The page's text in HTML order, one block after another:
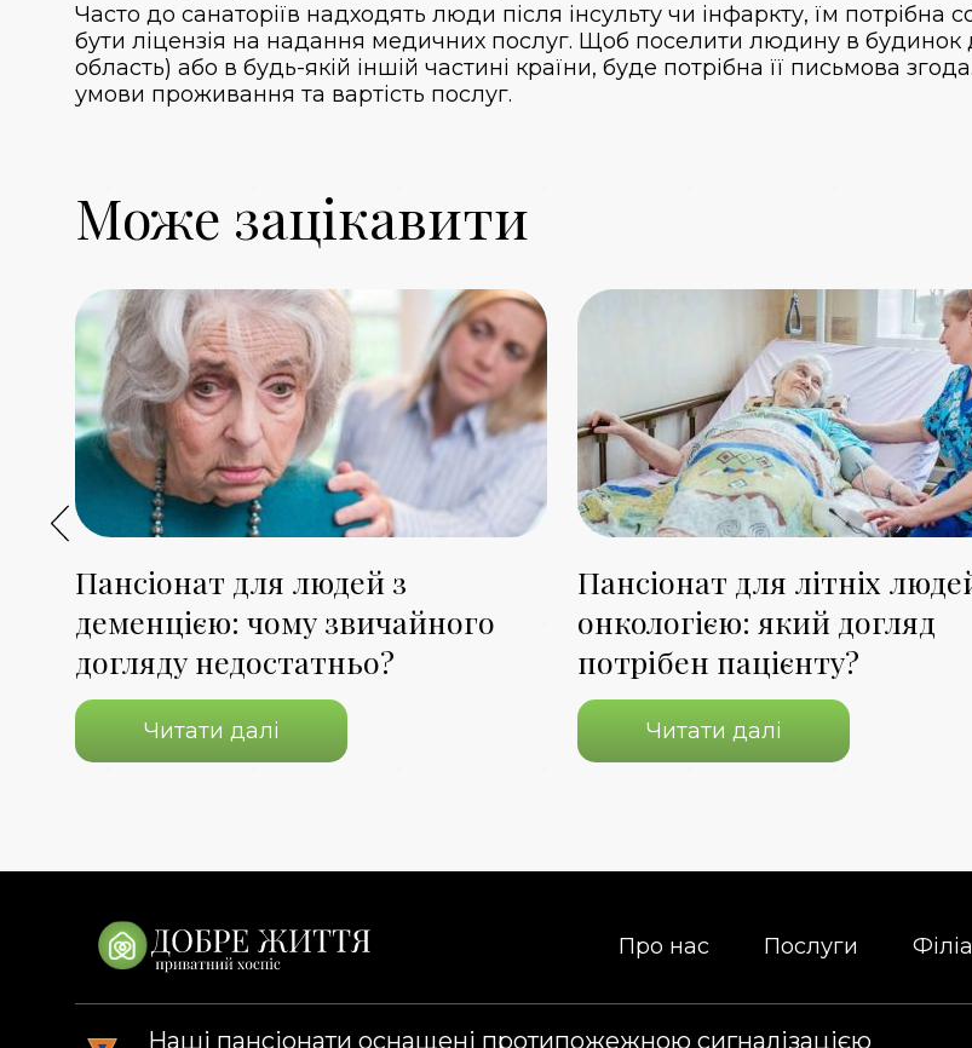
Часто до санаторіїв надходять люди після інсульту чи інфаркту, їм потрібна
бути ліцензія на надання медичних послуг. Щоб поселити людину в будинок
область) або в будь-якій іншій частині країни, буде потрібна її письмова
умови проживання та вартість послуг.
Може зацікавити
Пансіонат для людей з
деменцією: чому звичайного
догляду недостатньо?
Читати далі
Пансіонат для літніх
онкологією: який догляд
потрібен пацієнту?
Читати далі
Про нас Послуги
Наші пансіонати оснащені протипожежною сигналізацією